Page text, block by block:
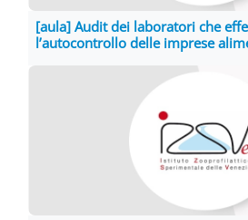
[aula] Audit dei laboratori che
l’autocontrollo delle imprese